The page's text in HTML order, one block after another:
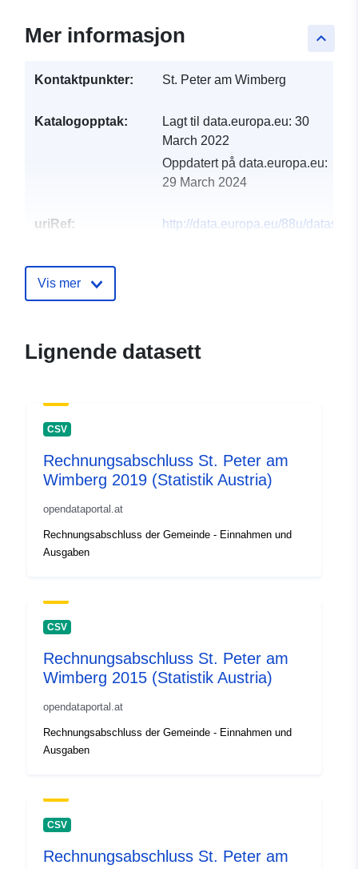
keyboard_arrow_up
Mer informasjon
Kontaktpunkter: St. Peter am Wimberg
Katalogopptak: Lagt til data.europa.eu: 30
March 2022
Oppdatert på data.europa.eu:
29 March 2024
uriRef:
http://data.europa.eu/88u/
Vis mer
Lignende datasett
CSV
Rechnungsabschluss St. Peter am
Wimberg 2019 (Statistik Austria)
opendataportal.at
Rechnungsabschluss der Gemeinde - Einnahmen und
Ausgaben
CSV
Rechnungsabschluss St. Peter am
Wimberg 2015 (Statistik Austria)
opendataportal.at
Rechnungsabschluss der Gemeinde - Einnahmen und
Ausgaben
CSV
Rechnungsabschluss St. Peter am